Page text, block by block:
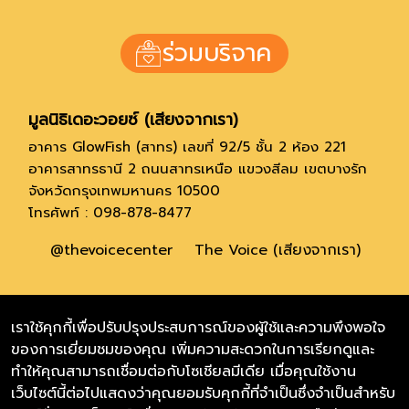
ร่วมบริจาค
มูลนิธิเดอะวอยซ์ (เสียงจากเรา)
อาคาร GlowFish (สาทร) เลขที่ 92/5 ชั้น 2 ห้อง 221
อาคารสาทรธานี 2 ถนนสาทรเหนือ แขวงสีลม เขตบางรัก
จังหวัดกรุงเทพมหานคร 10500
โทรศัพท์ : 098-878-8477
@thevoicecenter The Voice (เสียงจากเรา)
Thevoicefoundation
Thevoicefoundation.eng
Soulmateby_thevoice(สำหรับหาบ้าน)
เราใช้คุกกี้เพื่อปรับปรุงประสบการณ์ของผู้ใช้และความพึงพอใจ
ของการเยี่ยมชมของคุณ เพิ่มความสะดวกในการเรียกดูและ
ทำให้คุณสามารถเชื่อมต่อกับโซเชียลมีเดีย เมื่อคุณใช้งาน
เว็บไซต์นี้ต่อไปแสดงว่าคุณยอมรับคุกกี้ที่จำเป็นซึ่งจำเป็นสำหรับ